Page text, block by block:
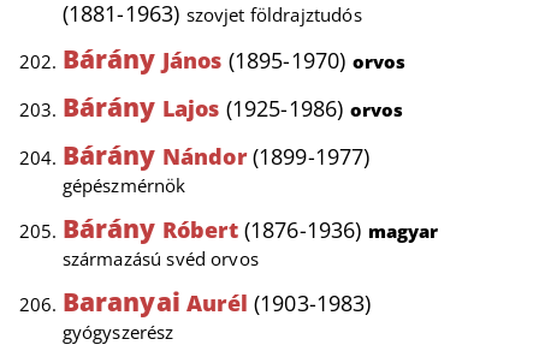
(1881-1963) szovjet földrajztudós
Bárány János (1895-1970) orvos
Bárány Lajos (1925-1986) orvos
Bárány Nándor(1899-1977)
gépészmérnök
Bárány Róbert (1876-1936) magyar
származású svéd orvos
BaranyaiAurél (1903-1983)
gyógyszerész